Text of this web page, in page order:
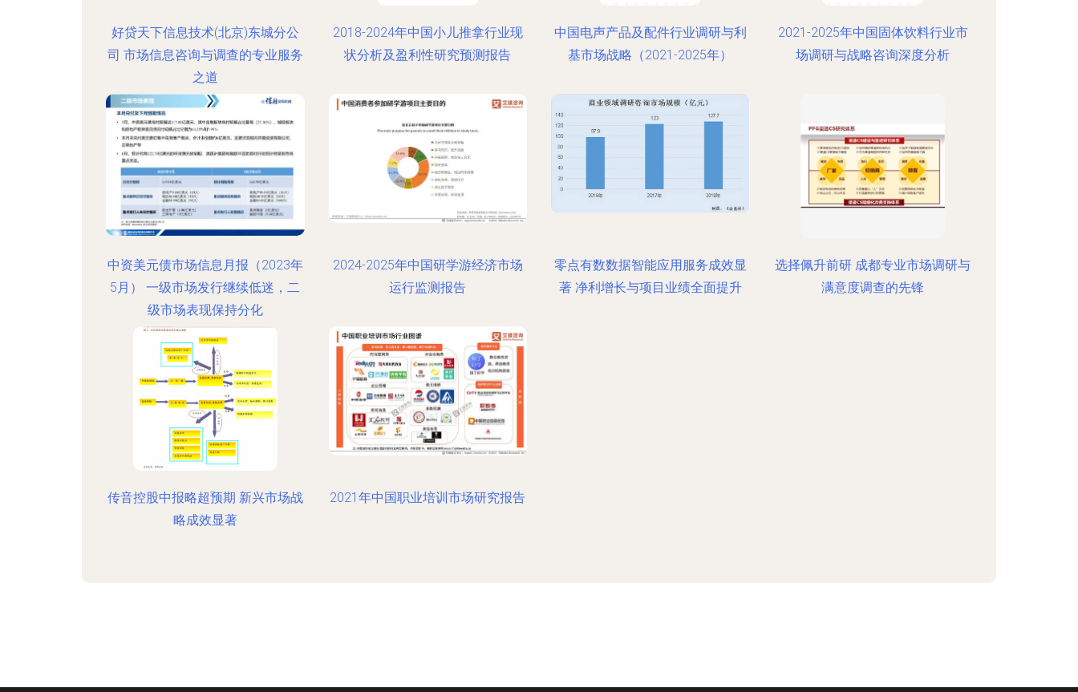
好贷天下信息技术(北京)东城分公
司 市场信息咨询与调查的专业服务
之道
2018-2024年中国小儿推拿行业现
状分析及盈利性研究预测报告
中国电声产品及配件行业调研与利
基市场战略（2021-2025年）
2021-2025年中国固体饮料行业市
场调研与战略咨询深度分析
中资美元债市场信息月报（2023年
5月） 一级市场发行继续低迷，二
级市场表现保持分化
2024-2025年中国研学游经济市场
运行监测报告
零点有数数据智能应用服务成效显
著 净利增长与项目业绩全面提升
选择佩升前研 成都专业市场调研与
满意度调查的先锋
传音控股中报略超预期 新兴市场战
略成效显著
2021年中国职业培训市场研究报告